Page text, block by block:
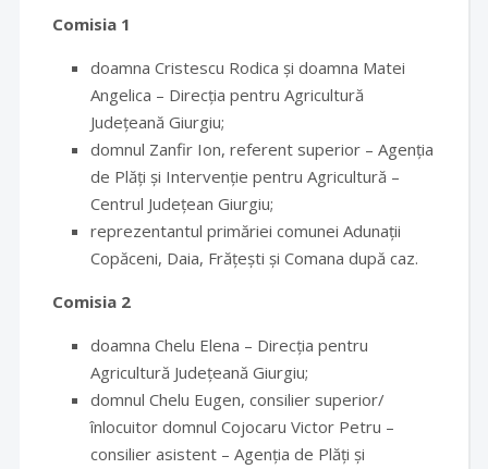
Comisia 1
doamna Cristescu Rodica și doamna Matei
Angelica – Direcția pentru Agricultură
Județeană Giurgiu;
domnul Zanfir Ion, referent superior – Agenția
de Plăți și Intervenție pentru Agricultură –
Centrul Județean Giurgiu;
reprezentantul primăriei comunei Adunații
Copăceni, Daia, Frățești și Comana după caz.
Comisia 2
doamna Chelu Elena – Direcția pentru
Agricultură Județeană Giurgiu;
domnul Chelu Eugen, consilier superior/
înlocuitor domnul Cojocaru Victor Petru –
consilier asistent – Agenția de Plăți și